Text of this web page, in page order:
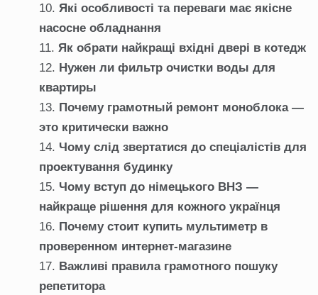
Які особливості та переваги має якісне
насосне обладнання
Як обрати найкращі вхідні двері в котедж
Нужен ли фильтр очистки воды для
квартиры
Почему грамотный ремонт моноблока —
это критически важно
Чому слід звертатися до спеціалістів для
проектування будинку
Чому вступ до німецького ВНЗ —
найкраще рішення для кожного українця
Почему стоит купить мультиметр в
проверенном интернет-магазине
Важливі правила грамотного пошуку
репетитора